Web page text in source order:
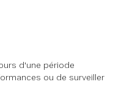
d'une période
ou de surveiller